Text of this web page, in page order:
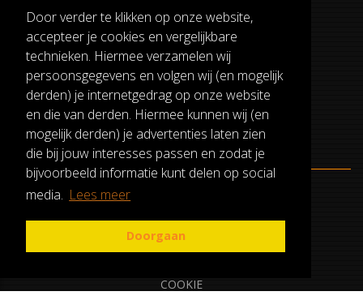
Door verder te klikken op onze website,
accepteer je cookies en vergelijkbare
technieken. Hiermee verzamelen wij
persoonsgegevens en volgen wij (en mogelijk
derden) je internetgedrag op onze website
en die van derden. Hiermee kunnen wij (en
mogelijk derden) je advertenties laten zien
die bij jouw interesses passen en zodat je
bijvoorbeeld informatie kunt delen op social
media. Lees meer
Doorgaan
Dinsdag T/M Zaterdag
van 8:00-17:00
Verzenddagen
Dinsdag T/M Vrijdag
Pauze
12:30-13:00
ALGEMENE VOORWAARDEN
RUILEN EN RETOURNEREN
COOKIE